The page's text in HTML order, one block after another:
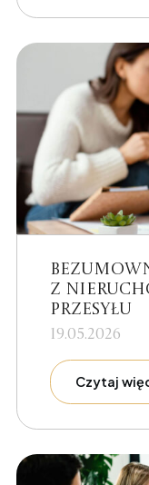
z
przesyłu
19.05.2026
Czytaj